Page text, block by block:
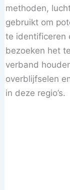
methoden,
gebruikt om
te identificeren
bezoeken het
verband
overblijfselen
in deze regio’s.